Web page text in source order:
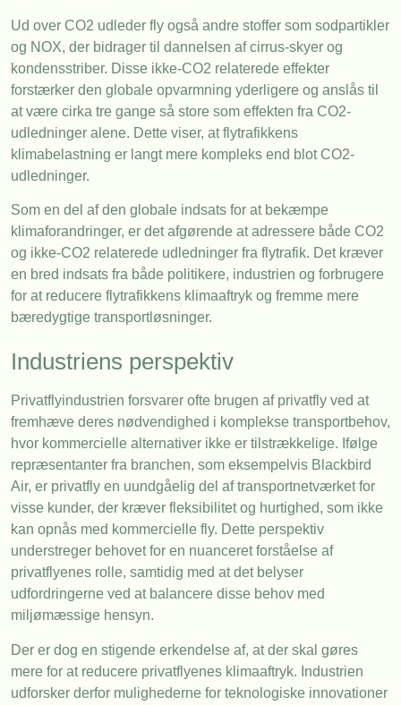
Ud over CO2 udleder fly også andre stoffer som sodpartikler
og NOX, der bidrager til dannelsen af cirrus-skyer og
kondensstriber. Disse ikke-CO2 relaterede effekter
forstærker den globale opvarmning yderligere og anslås til
at være cirka tre gange så store som effekten fra CO2-
udledninger alene. Dette viser, at flytrafikkens
klimabelastning er langt mere kompleks end blot CO2-
udledninger.
Som en del af den globale indsats for at bekæmpe
klimaforandringer, er det afgørende at adressere både CO2
og ikke-CO2 relaterede udledninger fra flytrafik. Det kræver
en bred indsats fra både politikere, industrien og forbrugere
for at reducere flytrafikkens klimaaftryk og fremme mere
bæredygtige transportløsninger.
Industriens perspektiv
Privatflyindustrien forsvarer ofte brugen af privatfly ved at
fremhæve deres nødvendighed i komplekse transportbehov,
hvor kommercielle alternativer ikke er tilstrækkelige. Ifølge
repræsentanter fra branchen, som eksempelvis Blackbird
Air, er privatfly en uundgåelig del af transportnetværket for
visse kunder, der kræver fleksibilitet og hurtighed, som ikke
kan opnås med kommercielle fly. Dette perspektiv
understreger behovet for en nuanceret forståelse af
privatflyenes rolle, samtidig med at det belyser
udfordringerne ved at balancere disse behov med
miljømæssige hensyn.
Der er dog en stigende erkendelse af, at der skal gøres
mere for at reducere privatflyenes klimaaftryk. Industrien
udforsker derfor mulighederne for teknologiske innovationer